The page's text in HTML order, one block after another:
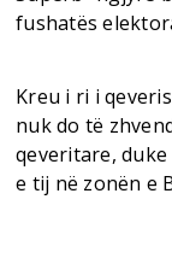
fushatës
Kreu i ri i
nuk do të
qeveritare,
e tij në zonën e